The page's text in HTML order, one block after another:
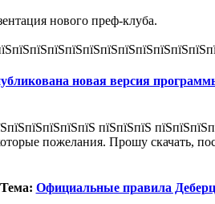
нового преф-клуба.
новая версия
пїЅпїЅпїЅ
пожелания. Прошу скачать,
Официальные правила